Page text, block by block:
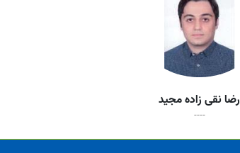
رضا نقی زاده مجید
----